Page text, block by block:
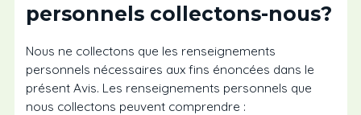
personnels collectons-nous?
Nous ne collectons que les renseignements
personnels nécessaires aux fins énoncées dans le
présent Avis. Les renseignements personnels que
nous collectons peuvent comprendre :